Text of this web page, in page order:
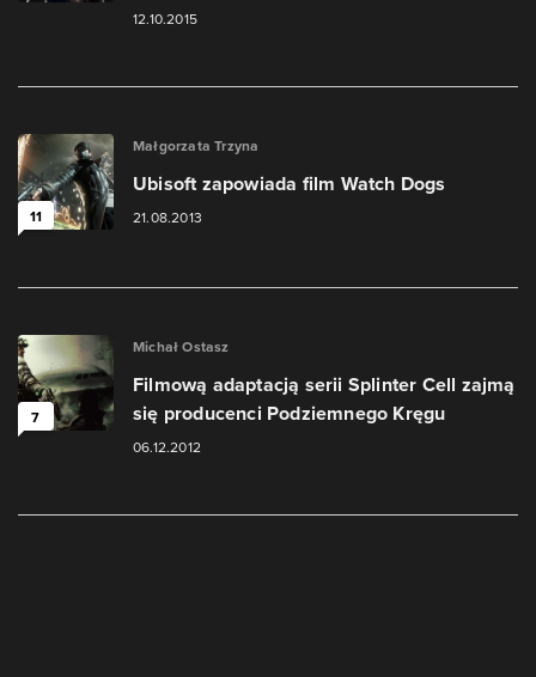
12.10.2015
11
Małgorzata Trzyna
Ubisoft zapowiada film Watch Dogs
21.08.2013
7
Michał Ostasz
Filmową adaptacją serii Splinter Cell zajmą
się producenci Podziemnego Kręgu
06.12.2012